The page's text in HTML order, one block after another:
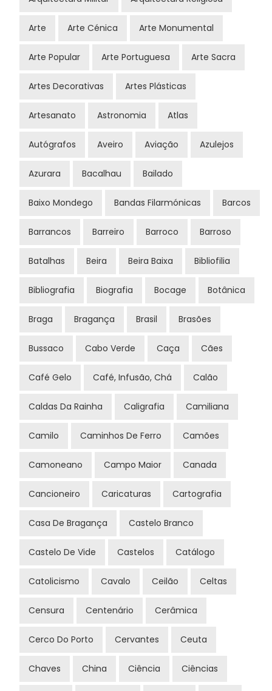
Arte Arte Cénica Arte Monumental
Arte Popular Arte Portuguesa Arte Sacra
Artes Decorativas Artes Plásticas
Artesanato Astronomia Atlas
Autógrafos Aveiro Aviação Azulejos
Azurara Bacalhau Bailado
Baixo Mondego Bandas Filarmónicas Barcos
Barrancos Barreiro Barroco Barroso
Batalhas Beira Beira Baixa Bibliofilia
Bibliografia Biografia Bocage Botânica
Braga Bragança Brasil Brasões
Bussaco Cabo Verde Caça Cães
Café Gelo Café, Infusão, Chá Calão
Caldas Da Rainha Caligrafia Camiliana
Camilo Caminhos De Ferro Camões
Camoneano Campo Maior Canada
Cancioneiro Caricaturas Cartografia
Casa De Bragança Castelo Branco
Castelo De Vide Castelos Catálogo
Catolicismo Cavalo Ceilão Celtas
Censura Centenário Cerâmica
Cerco Do Porto Cervantes Ceuta
Chaves China Ciência Ciências